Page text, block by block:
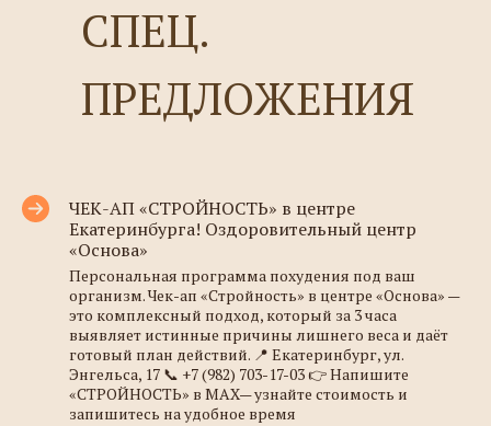
СПЕЦ.
ПРЕДЛОЖЕНИЯ
ЧЕК-АП «СТРОЙНОСТЬ» в центре
Екатеринбурга! Оздоровительный центр
«Основа»
Персональная программа похудения под ваш
организм. Чек-ап «Стройность» в центре «Основа» —
это комплексный подход, который за 3 часа
выявляет истинные причины лишнего веса и даёт
готовый план действий. 📍 Екатеринбург, ул.
Энгельса, 17 📞 +7 (982) 703-17-03 👉 Напишите
«СТРОЙНОСТЬ» в MAX— узнайте стоимость и
запишитесь на удобное время